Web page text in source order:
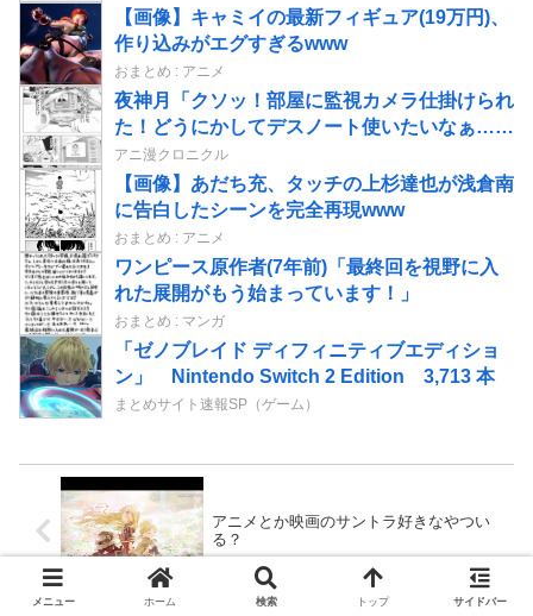
【画像】キャミイの最新フィギュア(19万円)、
作り込みがエグすぎるwww
おまとめ : アニメ
夜神月「クソッ！部屋に監視カメラ仕掛けられ
た！どうにかしてデスノート使いたいなぁ…せ
や！」→結果
アニ漫クロニクル
【画像】あだち充、タッチの上杉達也が浅倉南
に告白したシーンを完全再現www
おまとめ : アニメ
ワンピース原作者(7年前)「最終回を視野に入
れた展開がもう始まっています！」
おまとめ : マンガ
「ゼノブレイド ディフィニティブエディショ
ン」 Nintendo Switch 2 Edition 3,713 本
まとめサイト速報SP（ゲーム）
アニメとか映画のサントラ好きなやつい
る？
メニュー ホーム 検索 トップ サイドバー